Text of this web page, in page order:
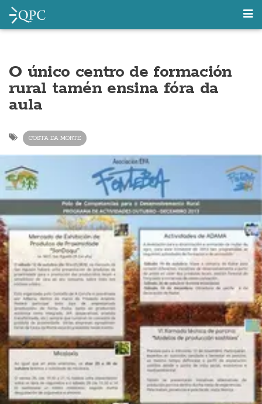
O único centro de formación
rural tamén ensina fóra da
aula
COSTA DA MORTE